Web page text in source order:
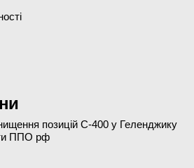
позицій С-400 у Геленджику
ППО рф